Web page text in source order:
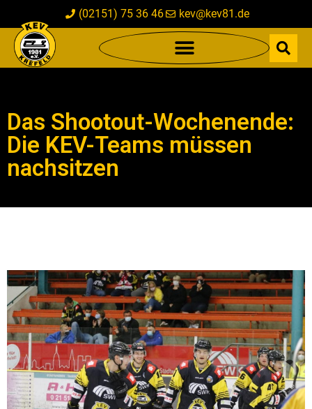
(02151) 75 36 46 kev@kev81.de
Das Shootout-Wochenende:
Die KEV-Teams müssen
nachsitzen